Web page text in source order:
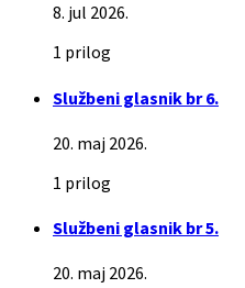
8. jul 2026.
1 prilog
Službeni glasnik br 6.
20. maj 2026.
1 prilog
Službeni glasnik br 5.
20. maj 2026.